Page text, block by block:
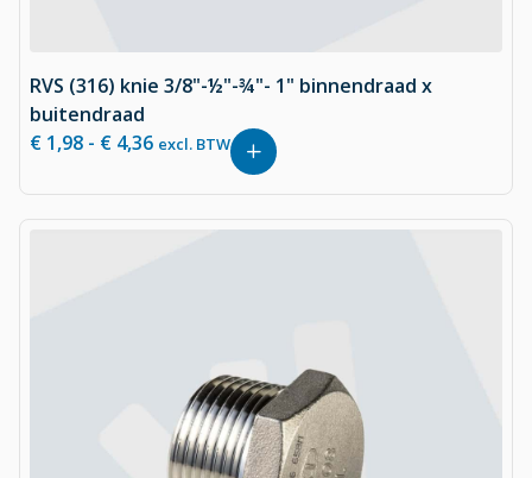
RVS (316) knie 3/8"-½"-¾"- 1" binnendraad x
buitendraad
€ 1,98 - € 4,36 excl. BTW